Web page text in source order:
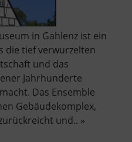
in Gahlenz ist ein
die tief verwurzelten
und das
Jahrhunderte
Das Ensemble
Gebäudekomplex,
und.. »